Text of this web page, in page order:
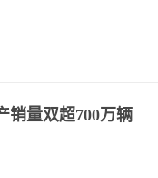
销量双超700万辆